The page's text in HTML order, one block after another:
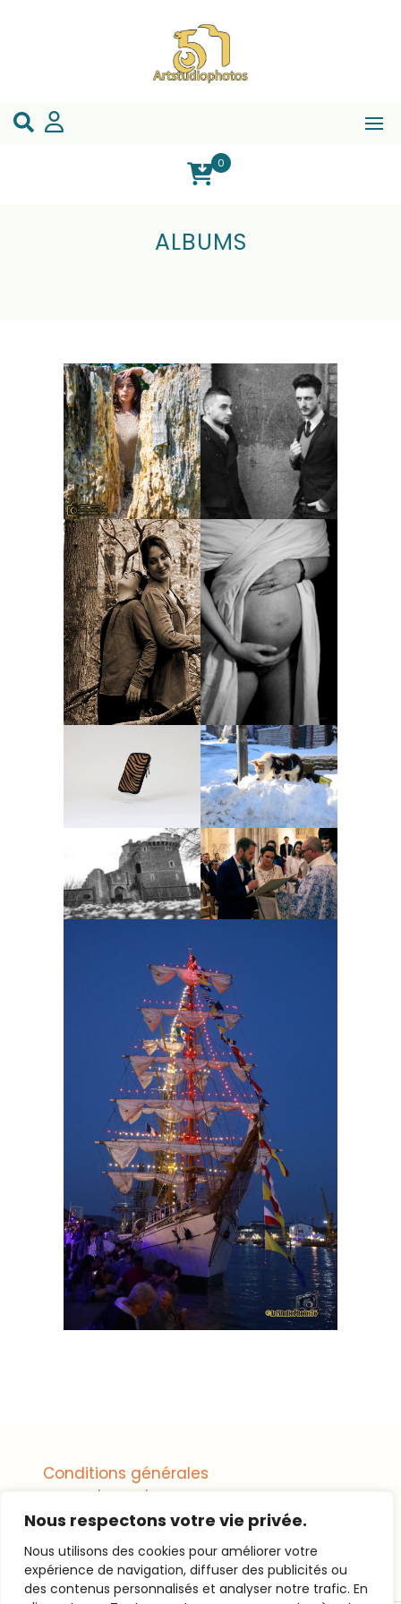
Nous respectons votre vie privée.
Nous utilisons des cookies pour améliorer votre
expérience de navigation, diffuser des publicités ou
des contenus personnalisés et analyser notre trafic. En
0
ALBUMS
Conditions générales
de vente
Mentions légales